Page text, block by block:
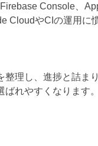
Console、
CloudやCIの運用に
整理し、進捗と詰ま
ばれやすくなります。